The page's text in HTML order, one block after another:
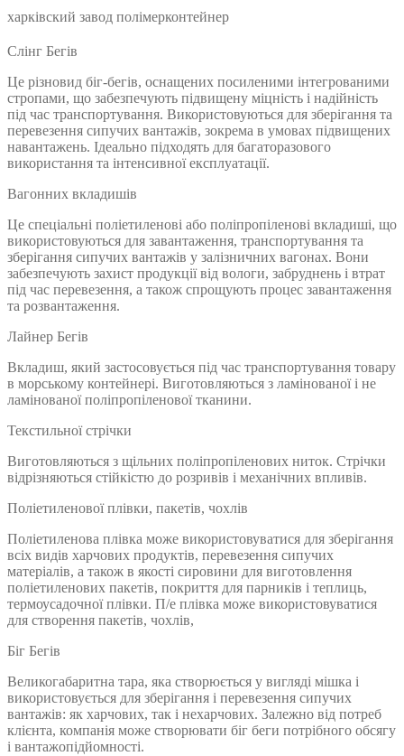
харківский завод полімерконтейнер
Слінг Бегів
Це різновид біг-бегів, оснащених посиленими інтегрованими
стропами, що забезпечують підвищену міцність і надійність
під час транспортування. Використовуються для зберігання та
перевезення сипучих вантажів, зокрема в умовах підвищених
навантажень. Ідеально підходять для багаторазового
використання та інтенсивної експлуатації.
Вагонних вкладишів
Це спеціальні поліетиленові або поліпропіленові вкладиші, що
використовуються для завантаження, транспортування та
зберігання сипучих вантажів у залізничних вагонах. Вони
забезпечують захист продукції від вологи, забруднень і втрат
під час перевезення, а також спрощують процес завантаження
та розвантаження.
Лайнер Бегів
Вкладиш, який застосовується під час транспортування товару
в морському контейнері. Виготовляються з ламінованої і не
ламінованої поліпропіленової тканини.
Текстильної стрічки
Виготовляються з щільних поліпропіленових ниток. Стрічки
відрізняються стійкістю до розривів і механічних впливів.
Поліетиленової плівки, пакетів, чохлів
Поліетиленова плівка може використовуватися для зберігання
всіх видів харчових продуктів, перевезення сипучих
матеріалів, а також в якості сировини для виготовлення
поліетиленових пакетів, покриття для парників і теплиць,
термоусадочної плівки. П/е плівка може використовуватися
для створення пакетів, чохлів,
Біг Бегів
Великогабаритна тара, яка створюється у вигляді мішка і
використовується для зберігання і перевезення сипучих
вантажів: як харчових, так і нехарчових. Залежно від потреб
клієнта, компанія може створювати біг беги потрібного обсягу
і вантажопідйомності.